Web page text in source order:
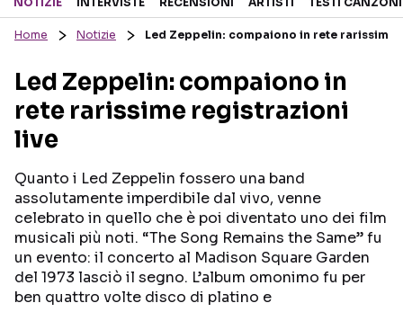
RECENSIONI MUSICALI
INTERVISTE
GOSSIP E CURIOSITÀ
TESTI CANZONI
TOUR ED EVENTI
Seguici sui social
Home Notizie Led Zeppelin: compaiono in rete rarissime
Led Zeppelin: compaiono in
rete rarissime registrazioni
live
Quanto i Led Zeppelin fossero una band
assolutamente imperdibile dal vivo, venne
celebrato in quello che è poi diventato uno dei film
musicali più noti. “The Song Remains the Same” fu
un evento: il concerto al Madison Square Garden
del 1973 lasciò il segno. L’album omonimo fu per
ben quattro volte disco di platino e